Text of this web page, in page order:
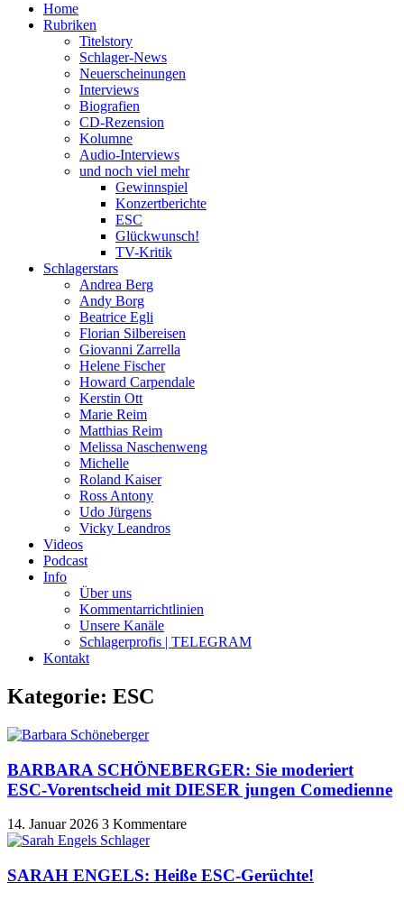
Home
Rubriken
Titelstory
Schlager-News
Neuerscheinungen
Interviews
Biografien
CD-Rezension
Kolumne
Audio-Interviews
und noch viel mehr
Gewinnspiel
Konzertberichte
ESC
Glückwunsch!
TV-Kritik
Schlagerstars
Andrea Berg
Andy Borg
Beatrice Egli
Florian Silbereisen
Giovanni Zarrella
Helene Fischer
Howard Carpendale
Kerstin Ott
Marie Reim
Matthias Reim
Melissa Naschenweng
Michelle
Roland Kaiser
Ross Antony
Udo Jürgens
Vicky Leandros
Videos
Podcast
Info
Über uns
Kommentarrichtlinien
Unsere Kanäle
Schlagerprofis | TELEGRAM
Kontakt
Kategorie: ESC
BARBARA SCHÖNEBERGER: Sie moderiert
ESC-Vorentscheid mit DIESER jungen Comedienne
14. Januar 2026 3 Kommentare
SARAH ENGELS: Heiße ESC-Gerüchte!